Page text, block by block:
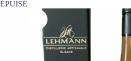
ÉPUISÉ